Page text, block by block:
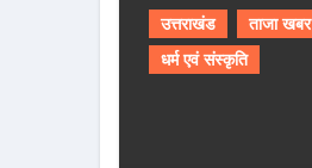
उत्तराखंड ताजा खबर
धर्म एवं संस्कृति